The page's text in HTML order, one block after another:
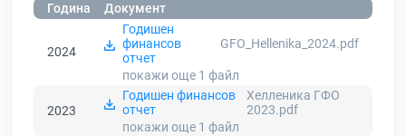
Година Документ
2024
Годишен
финансов
отчет
GFO_Hellenika_2024.pdf
покажи още 1 файл
2023
Годишен финансов
отчет
Хелленика ГФО
2023.pdf
покажи още 1 файл